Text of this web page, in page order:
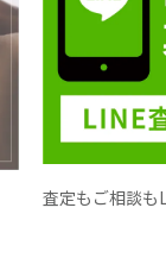
査定もご相談も